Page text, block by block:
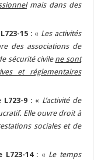
mais dans des
15: « Les activités
des associations de
sécurité civile ne sont
et réglementaires
9 : « L’activité de
Elle ouvre droit à
sociales et de
14 : « Le temps